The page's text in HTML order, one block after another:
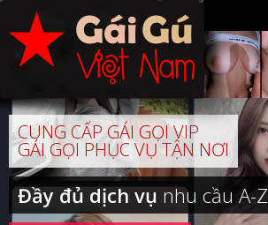
CUNG CẤP GÁI GỌI VIP
GÁI GỌI PHỤC VỤ TẬN NƠI
Đầy đủ dịch vụnhu cầu A-Z